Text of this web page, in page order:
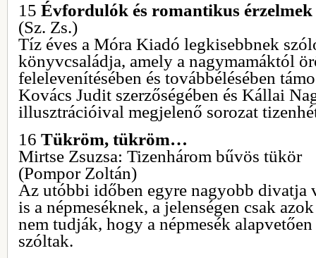
15 Évfordulók és romantikus
(Sz. Zs.)
Tíz éves a Móra Kiadó legkisebbnek
könyvcsaládja, amely a nagymamáktól
felelevenítésében és továbbélésében
Kovács Judit szerzőségében és Kállai
illusztrációival megjelenő sorozat
16 Tükröm, tükröm…
Mirtse Zsuzsa: Tizenhárom bűvös tükör
(Pompor Zoltán)
Az utóbbi időben egyre nagyobb divatja
is a népmeséknek, a jelenségen csak
nem tudják, hogy a népmesék
szóltak.